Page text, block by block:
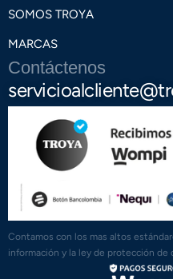
SOMOS TROYA
MARCAS
Contáctenos
Contamos con los mas altos
información y la ley de protección de